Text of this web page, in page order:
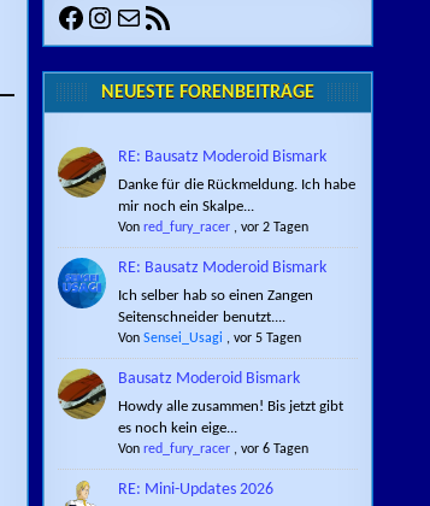
Facebook
Instagram
E-MailRSS-Feed
NEUESTE FORENBEITRÄGE
RE: Bausatz Moderoid Bismark
Danke für die Rückmeldung. Ich habe
mir noch ein Skalpe...
Von red_fury_racer, vor 2 Tagen
RE: Bausatz Moderoid Bismark
Ich selber hab so einen Zangen
Seitenschneider benutzt....
Von Sensei_Usagi , vor 5 Tagen
Bausatz Moderoid Bismark
Howdy alle zusammen! Bis jetzt gibt
es noch kein eige...
Von red_fury_racer, vor 6 Tagen
RE: Mini-Updates 2026